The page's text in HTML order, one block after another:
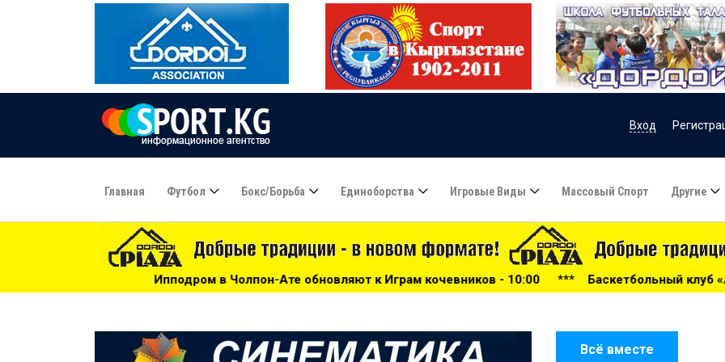
Вход
Главная Футбол Бокс/борьба Единоборства Игровые Виды Массовый Спорт Другие
Ипподром в Чолпон-Ате обновляют к Играм кочевников - 10:00 ***Баскетбольный клуб «Астана» может
Всё вместе